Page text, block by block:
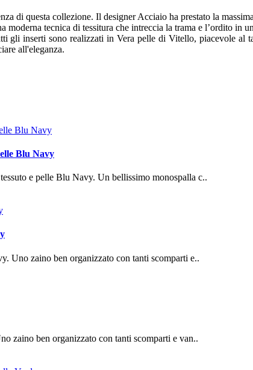
di questa collezione. Il designer Acciaio ha prestato la
moderna tecnica di tessitura che intreccia la trama e l’ordito
gli inserti sono realizzati in Vera pelle di Vitello, piacevole al
all'eleganza.
Blu Navy
e pelle Blu Navy. Un bellissimo monospalla c..
Uno zaino ben organizzato con tanti scomparti e..
zaino ben organizzato con tanti scomparti e van..